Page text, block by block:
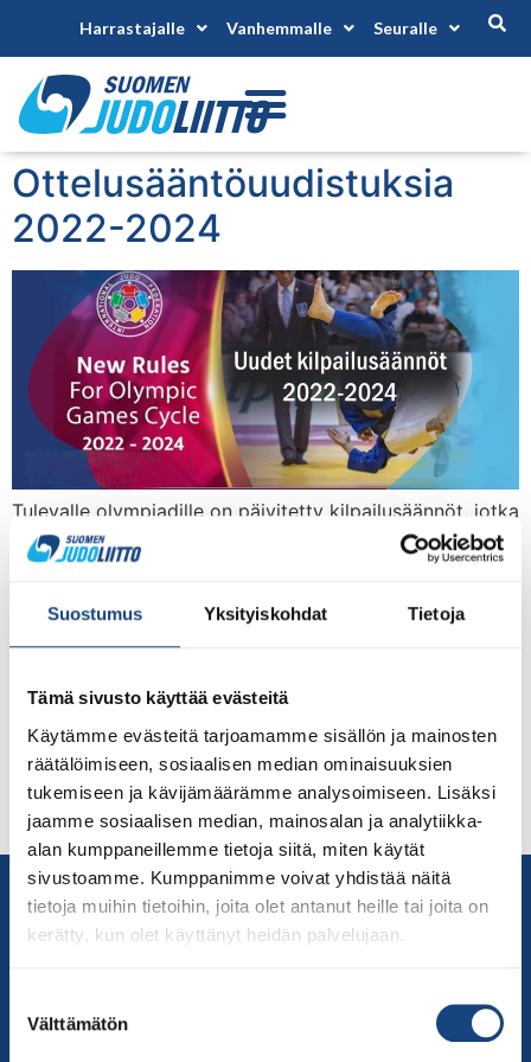
Suostumus Yksityiskohdat Tietoja
Tämä sivusto käyttää evästeitä
Käytämme evästeitä tarjoamamme sisällön ja mainosten
räätälöimiseen, sosiaalisen median ominaisuuksien
tukemiseen ja kävijämäärämme analysoimiseen. Lisäksi
jaamme sosiaalisen median, mainosalan ja analytiikka-
alan kumppaneillemme tietoja siitä, miten käytät
sivustoamme. Kumppanimme voivat yhdistää näitä
tietoja muihin tietoihin, joita olet antanut heille tai joita on
kerätty, kun olet käyttänyt heidän palvelujaan.
valinta
Välttämätön
Harrastajalle Vanhemmalle Seuralle
Ottelusääntöuudistuksia
2022-2024
Tulevalle olympiadille on päivitetty kilpailusäännöt, jotka
ovat voimassa 2022-2024 IJF on äskettäin julkaissut
videon ottelusääntöjen uudistuksista Pariisin
mm. IJF:n sivujen kautta:
https://www.ijf.org/news/show/new-olympic-cycle-new-
tammikuun alussa pidettävien IJF -tuomarikokousten
tuloksena. Lue tästä artikkelissa tuomarikomission
laatima yhteenveto tämän hetken sääntömuutoksista
suomeksi: Pystytekniikoiden jatkuvuus: Mikäli tekniikka
jatkuu pysähtymättä, tulee […]
Yhteystiedot
Suomen Judoliitto